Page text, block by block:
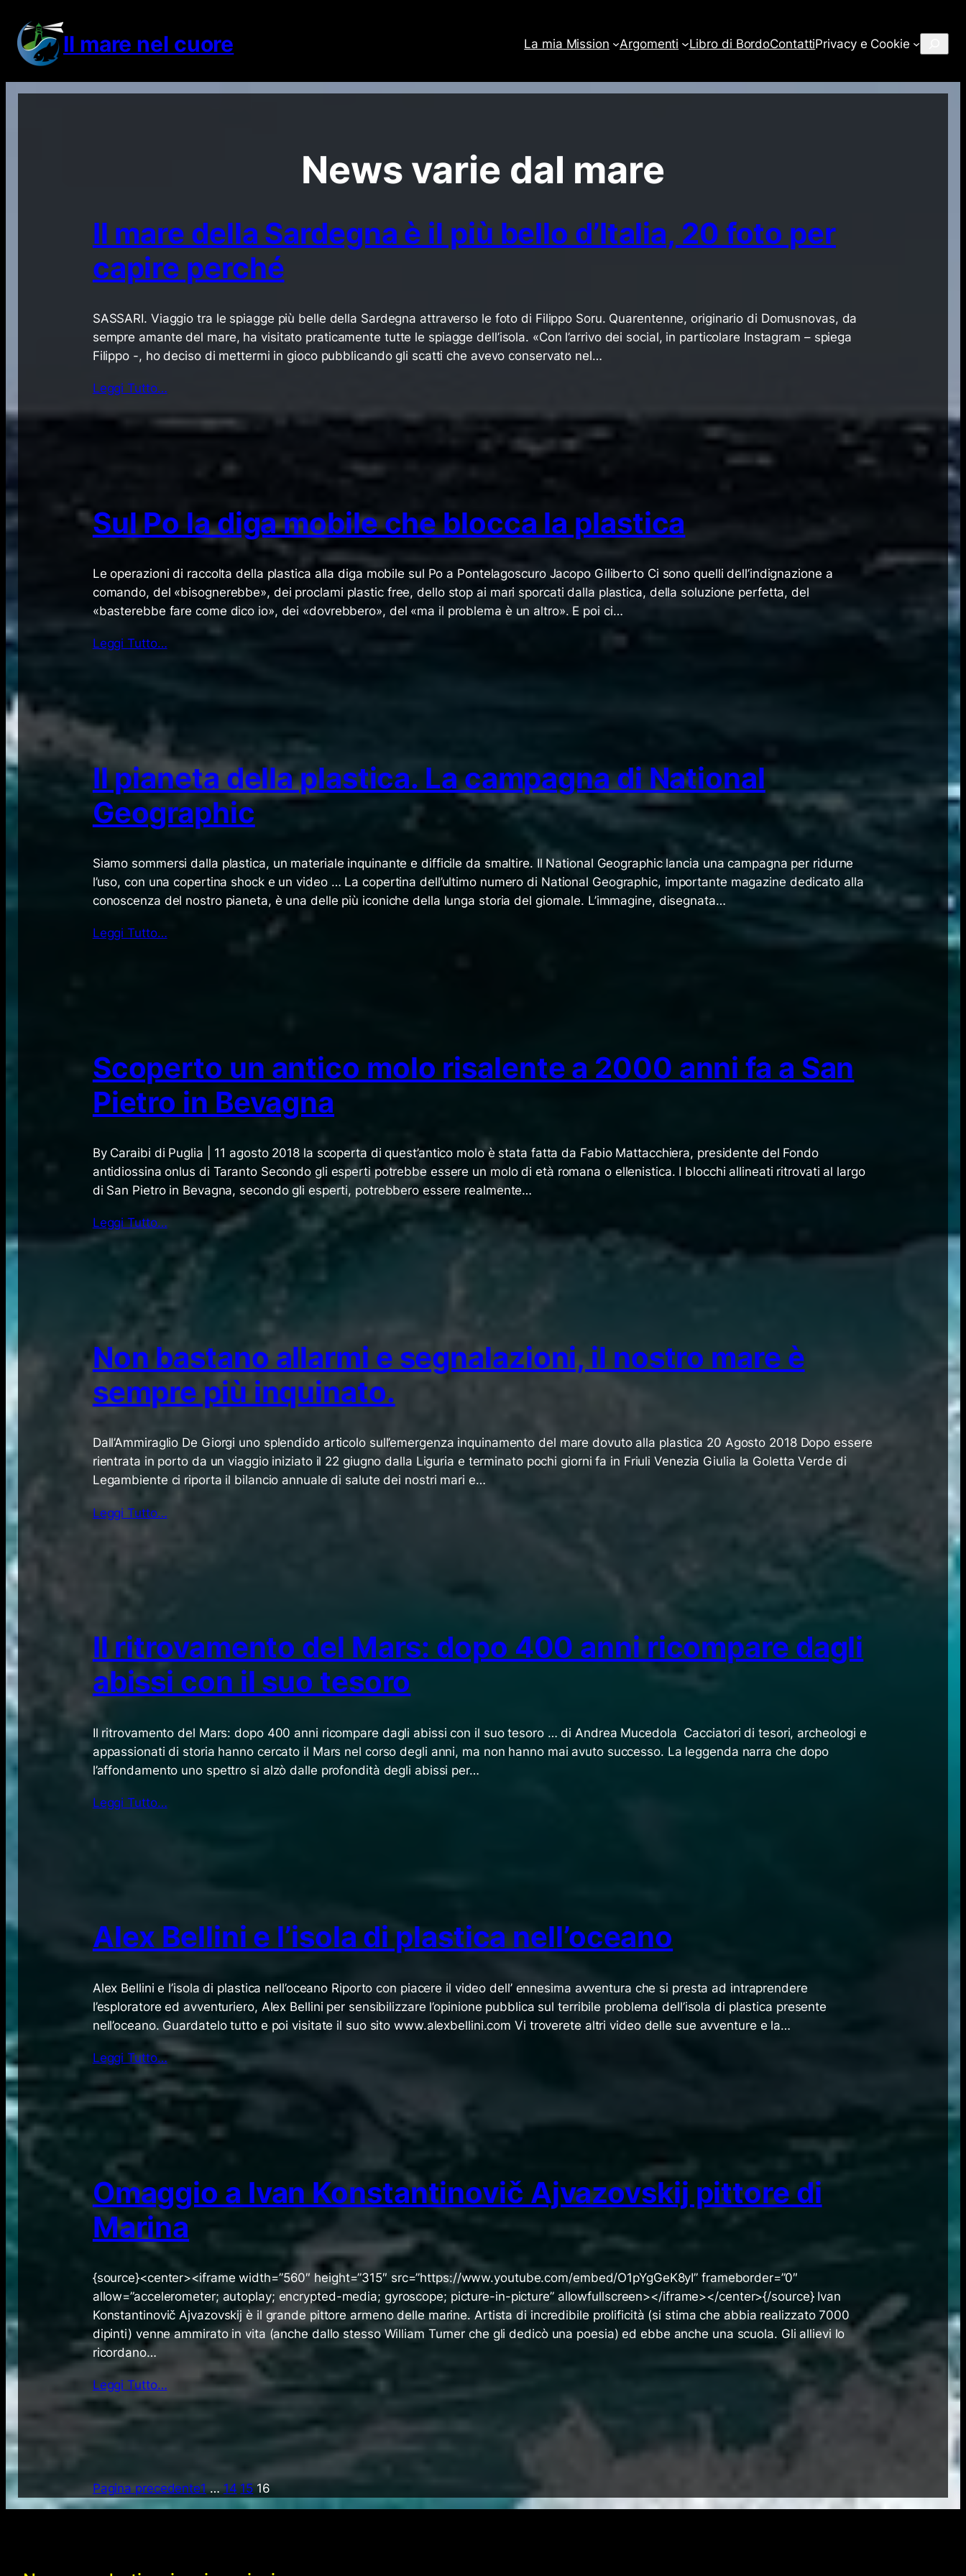
Il mare nel cuore La mia Mission Argomenti Libro di BordoContattiPrivacy e Cookie
News varie dal mare
Il mare della Sardegna è il più bello d’Italia, 20 foto per
capire perché
SASSARI. Viaggio tra le spiagge più belle della Sardegna attraverso le foto di Filippo Soru. Quarentenne, originario di Domusnovas, da
sempre amante del mare, ha visitato praticamente tutte le spiagge dell’isola. «Con l’arrivo dei social, in particolare Instagram – spiega
Filippo -, ho deciso di mettermi in gioco pubblicando gli scatti che avevo conservato nel…
Leggi Tutto…
Sul Po la diga mobile che blocca la plastica
Le operazioni di raccolta della plastica alla diga mobile sul Po a Pontelagoscuro Jacopo Giliberto Ci sono quelli dell’indignazione a
comando, del «bisognerebbe», dei proclami plastic free, dello stop ai mari sporcati dalla plastica, della soluzione perfetta, del
«basterebbe fare come dico io», dei «dovrebbero», del «ma il problema è un altro». E poi ci…
Leggi Tutto…
Il pianeta della plastica. La campagna di National
Geographic
Siamo sommersi dalla plastica, un materiale inquinante e difficile da smaltire. Il National Geographic lancia una campagna per ridurne
l’uso, con una copertina shock e un video … La copertina dell’ultimo numero di National Geographic, importante magazine dedicato alla
conoscenza del nostro pianeta, è una delle più iconiche della lunga storia del giornale. L’immagine, disegnata…
Leggi Tutto…
Scoperto un antico molo risalente a 2000 anni fa a San
Pietro in Bevagna
By Caraibi di Puglia | 11 agosto 2018 la scoperta di quest’antico molo è stata fatta da Fabio Mattacchiera, presidente del Fondo
antidiossina onlus di Taranto Secondo gli esperti potrebbe essere un molo di età romana o ellenistica. I blocchi allineati ritrovati al largo
di San Pietro in Bevagna, secondo gli esperti, potrebbero essere realmente…
Leggi Tutto…
Non bastano allarmi e segnalazioni, il nostro mare è
sempre più inquinato.
Dall’Ammiraglio De Giorgi uno splendido articolo sull’emergenza inquinamento del mare dovuto alla plastica 20 Agosto 2018 Dopo essere
rientrata in porto da un viaggio iniziato il 22 giugno dalla Liguria e terminato pochi giorni fa in Friuli Venezia Giulia la Goletta Verde di
Legambiente ci riporta il bilancio annuale di salute dei nostri mari e…
Leggi Tutto…
Il ritrovamento del Mars: dopo 400 anni ricompare dagli
abissi con il suo tesoro
Il ritrovamento del Mars: dopo 400 anni ricompare dagli abissi con il suo tesoro … di Andrea Mucedola Cacciatori di tesori, archeologi e
appassionati di storia hanno cercato il Mars nel corso degli anni, ma non hanno mai avuto successo. La leggenda narra che dopo
l’affondamento uno spettro si alzò dalle profondità degli abissi per…
Leggi Tutto…
Alex Bellini e l’isola di plastica nell’oceano
Alex Bellini e l’isola di plastica nell’oceano Riporto con piacere il video dell’ ennesima avventura che si presta ad intraprendere
l’esploratore ed avventuriero, Alex Bellini per sensibilizzare l’opinione pubblica sul terribile problema dell’isola di plastica presente
nell’oceano. Guardatelo tutto e poi visitate il suo sito www.alexbellini.com Vi troverete altri video delle sue avventure e la…
Leggi Tutto…
Omaggio a Ivan Konstantinovič Ajvazovskij pittore di
Marina
{source}<center><iframe width=”560″ height=”315″ src=”https://www.youtube.com/embed/O1pYgGeK8yI” frameborder=”0″
allow=”accelerometer; autoplay; encrypted-media; gyroscope; picture-in-picture” allowfullscreen></iframe></center>{/source} Ivan
Konstantinovič Ajvazovskij è il grande pittore armeno delle marine. Artista di incredibile prolificità (si stima che abbia realizzato 7000
dipinti) venne ammirato in vita (anche dallo stesso William Turner che gli dedicò una poesia) ed ebbe anche una scuola. Gli allievi lo
ricordano…
Leggi Tutto…
Pagina precedente1 … 14 15 16